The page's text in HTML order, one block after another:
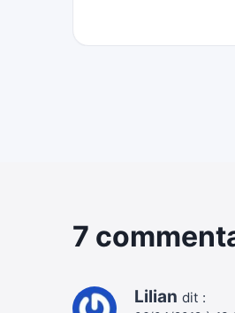
7
Lilian dit :